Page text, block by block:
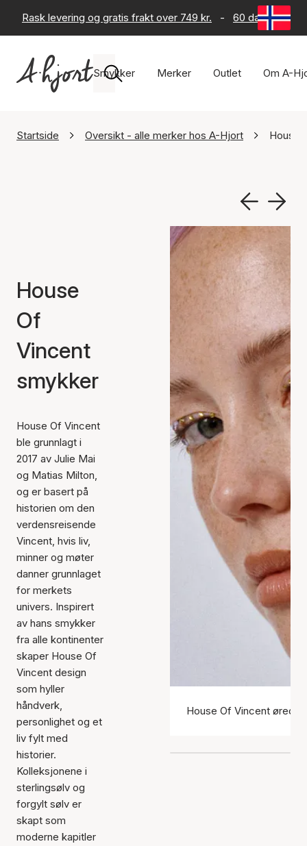
Rask levering og gratis frakt over 749 kr. - 60 dagers
Smykker Merker Outlet Om A-
Startside Oversikt - alle merker hos A-Hjort House
House
Of
Vincent
smykker
House Of Vincent
ble grunnlagt i
2017 av Julie Mai
og Matias Milton,
og er basert på
historien om den
verdensreisende
Vincent, hvis liv,
minner og møter
danner grunnlaget
for merkets
univers. Inspirert
av hans smykker
fra alle kontinenter
skaper House Of
Vincent design
som hyller
håndverk,
personlighet og et
liv fylt med
historier.
Kolleksjonene i
sterlingsølv og
forgylt sølv er
skapt som
moderne kapitler
House Of Vincent